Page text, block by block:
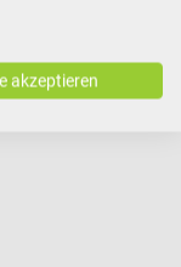
akzeptieren